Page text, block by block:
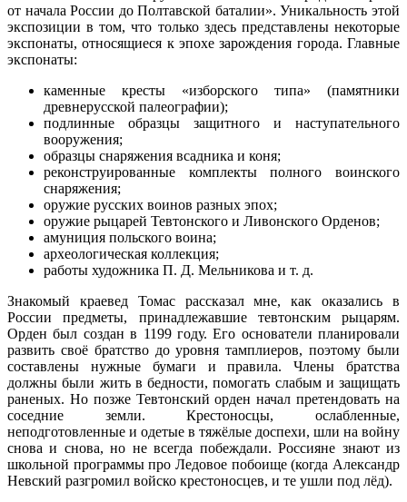
от начала России до Полтавской баталии». Уникальность этой
экспозиции в том, что только здесь представлены некоторые
экспонаты, относящиеся к эпохе зарождения города. Главные
экспонаты:
каменные кресты «изборского типа» (памятники
древнерусской палеографии);
подлинные образцы защитного и наступательного
вооружения;
образцы снаряжения всадника и коня;
реконструированные комплекты полного воинского
снаряжения;
оружие русских воинов разных эпох;
оружие рыцарей Тевтонского и Ливонского Орденов;
амуниция польского воина;
археологическая коллекция;
работы художника П. Д. Мельникова и т. д.
Знакомый краевед Томас рассказал мне, как оказались в
России предметы, принадлежавшие тевтонским рыцарям.
Орден был создан в 1199 году. Его основатели планировали
развить своё братство до уровня тамплиеров, поэтому были
составлены нужные бумаги и правила. Члены братства
должны были жить в бедности, помогать слабым и защищать
раненых. Но позже Тевтонский орден начал претендовать на
соседние земли. Крестоносцы, ослабленные,
неподготовленные и одетые в тяжёлые доспехи, шли на войну
снова и снова, но не всегда побеждали. Россияне знают из
школьной программы про Ледовое побоище (когда Александр
Невский разгромил войско крестоносцев, и те ушли под лёд).